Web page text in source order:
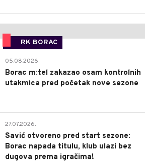
RK BORAC
05.08.2026.
Borac m:tel zakazao osam kontrolnih
utakmica pred početak nove sezone
27.07.2026.
Savić otvoreno pred start sezone:
Borac napada titulu, klub ulazi bez
dugova prema igračima!